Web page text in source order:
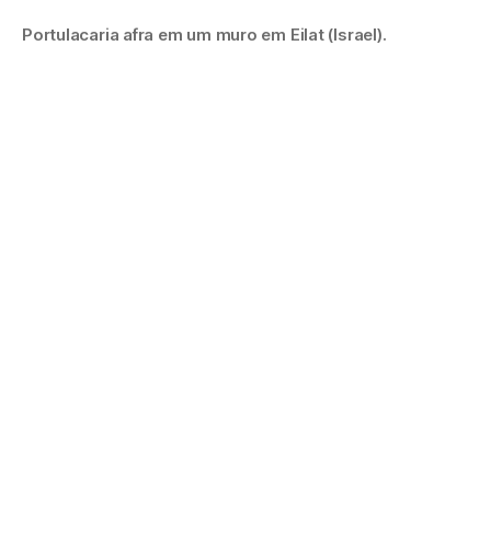
Portulacaria afra em um muro em Eilat (Israel).